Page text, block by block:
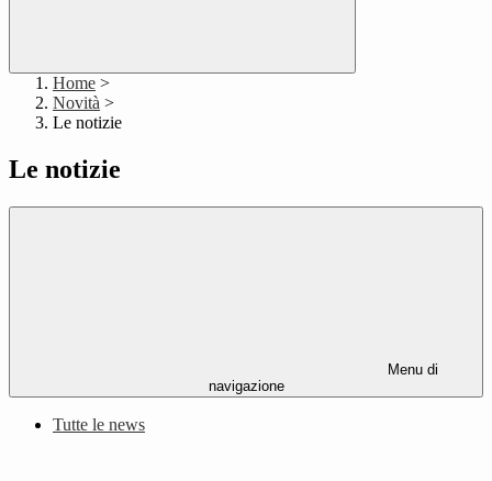
Home >
Novità >
Le notizie
Le notizie
Menu di
navigazione
Tutte le news